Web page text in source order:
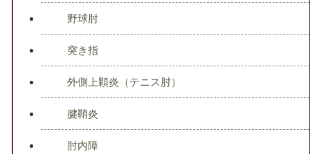
野球肘
突き指
外側上顆炎（テニス肘）
腱鞘炎
肘内障